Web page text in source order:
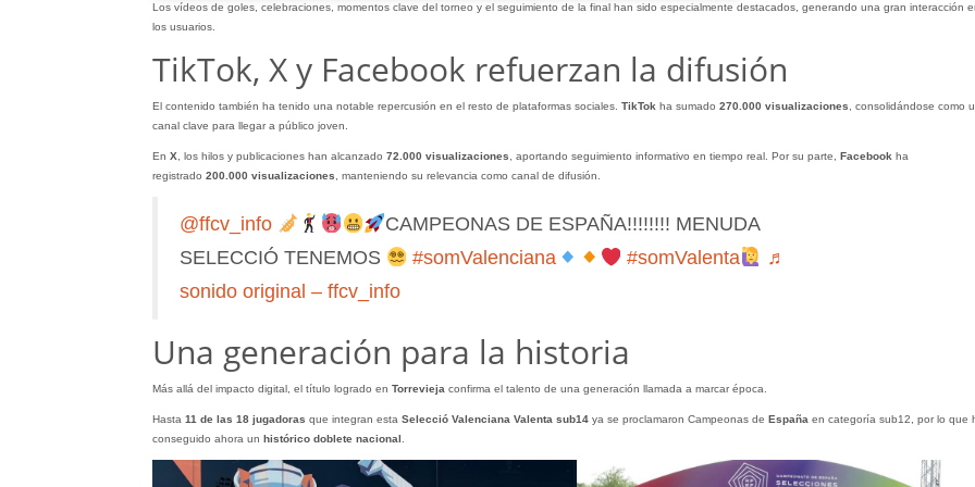
Los vídeos de goles, celebraciones, momentos clave del torneo y el seguimiento de la final han sido especialmente destacados, generando una gran interacción
los usuarios.
TikTok, X y Facebook refuerzan la difusión
El contenido también ha tenido una notable repercusión en el resto de plataformas sociales. TikTok ha sumado 270.000 visualizaciones , consolidándose como
canal clave para llegar a público joven.
En X , los hilos y publicaciones han alcanzado 72.000 visualizaciones , aportando seguimiento informativo en tiempo real. Por su parte, Facebook ha
registrado 200.000 visualizaciones , manteniendo su relevancia como canal de difusión.
@ffcv_info
CAMPEONAS DE ESPAÑA!!!!!!!! MENUDA
SELECCIÓ TENEMOS
#somValenciana #somValenta
♬
sonido original – ffcv_info
Una generación para la historia
Más allá del impacto digital, el título logrado en Torrevieja confirma el talento de una generación llamada a marcar época.
Hasta 11 de las 18 jugadoras que integran esta Selecció Valenciana Valenta sub14 ya se proclamaron Campeonas de España en categoría sub12, por lo que
conseguido ahora un histórico doblete nacional